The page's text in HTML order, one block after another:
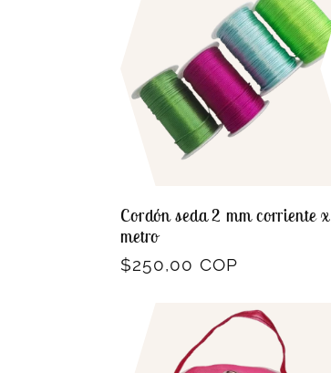
Cordón seda 2 mm corriente x
metro
Precio
$250,00 COP